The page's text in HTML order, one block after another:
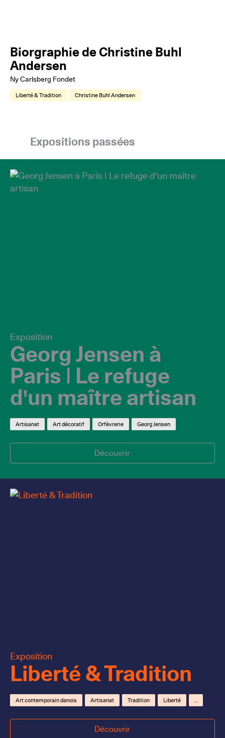
Biorgraphie de Christine Buhl
Andersen
Ny Carlsberg Fondet
Liberté & Tradition Christine Buhl Andersen
Expositions passées
Exposition
Georg Jensen à
Paris | Le refuge
d'un maître artisan
Artisanat Art décoratif Orfèvrerie Georg Jensen
Découvrir
Exposition
Liberté & Tradition
Art contemporain danois Artisanat Tradition Liberté ...
Découvrir